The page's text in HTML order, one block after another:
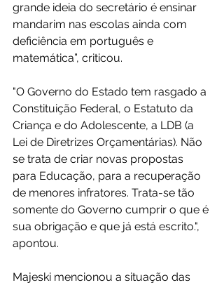
grande ideia do secretário é ensinar
mandarim nas escolas ainda com
deficiência em português e
matemática”, criticou.
"O Governo do Estado tem rasgado a
Constituição Federal, o Estatuto da
Criança e do Adolescente, a LDB (a
Lei de Diretrizes Orçamentárias). Não
se trata de criar novas propostas
para Educação, para a recuperação
de menores infratores. Trata-se tão
somente do Governo cumprir o que é
sua obrigação e que já está escrito.",
apontou.
Majeski mencionou a situação das